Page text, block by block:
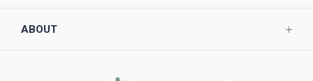
ABOUT